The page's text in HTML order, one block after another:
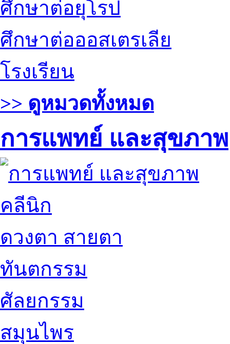
ศึกษาต่อยุโรป
ศึกษาต่อออสเตรเลีย
โรงเรียน
>> ดูหมวดทั้งหมด
การแพทย์ และสุขภาพ
คลีนิก
ดวงตา สายตา
ทันตกรรม
ศัลยกรรม
สมุนไพร